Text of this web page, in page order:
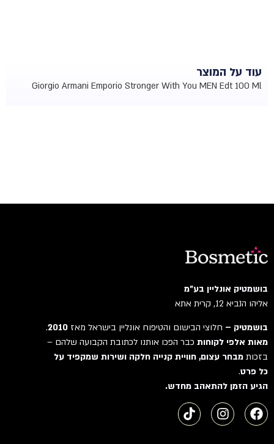
עוד על המוצר
Giorgio Armani Emporio Stronger With You MEN Edt 100 Ml
בושמטיק אונליין בע"מ
אליהו הנביא 12, קרית אתא
בושמטיק –חלוצי הבישום והטיפוח אונליין בישראל מאז2010
.
מאות אלפי לקוחותכבר הפכו אותנו לכתובת הקבועה שלהם –
בזכותמבחר עצום, חוויית קנייה חלקה ושירות שמקפיד על
כל פרט.
הגיע הזמן להתאהב מחדש.